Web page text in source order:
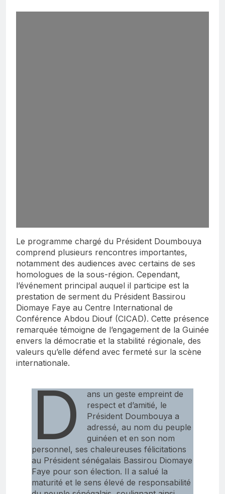
Le programme chargé du Président Doumbouya
comprend plusieurs rencontres importantes,
notamment des audiences avec certains de ses
homologues de la sous-région. Cependant,
l’événement principal auquel il participe est la
prestation de serment du Président Bassirou
Diomaye Faye au Centre International de
Conférence Abdou Diouf (CICAD). Cette présence
remarquée témoigne de l’engagement de la Guinée
envers la démocratie et la stabilité régionale, des
valeurs qu’elle défend avec fermeté sur la scène
internationale.
D
ans un geste empreint de
respect et d’amitié, le
Président Doumbouya a
adressé, au nom du peuple
guinéen et en son nom
personnel, ses chaleureuses félicitations
au Président sénégalais Bassirou Diomaye
Faye pour son élection. Il a salué la
maturité et le sens élevé de responsabilité